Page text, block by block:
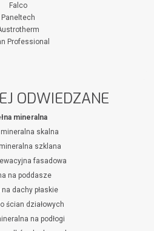
Falco
Paneltech
Professional
ODWIEDZANE
mineralna
mineralna skalna
szklana
fasadowa
na poddasze
na dachy płaskie
ścian działowych
na podłogi